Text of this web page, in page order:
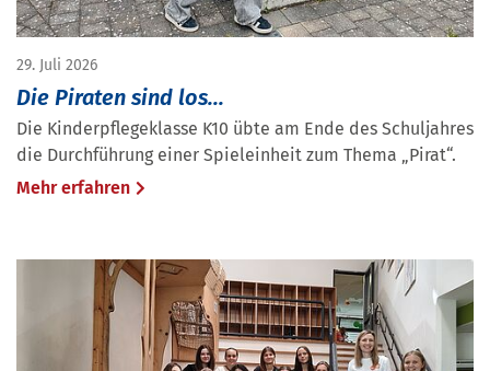
29. Juli 2026
Die Piraten sind los...
Die Kinderpflegeklasse K10 übte am Ende des Schuljahres
die Durchführung einer Spieleinheit zum Thema „Pirat“.
Mehr erfahren